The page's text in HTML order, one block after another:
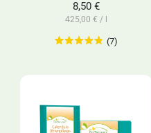
8,50 €
425,00 € / l
(7)